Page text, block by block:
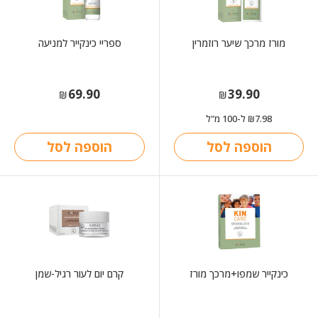
מורז מרכך שיער רוזמרין
₪39.90
₪7.98 ל-100 מ"ל
הוספה לסל
ספריי כינקייר למניעה
₪69.90
הוספה לסל
כינקייר שמפו+מרכך מורז קרם יום לעור רגיל-שמן